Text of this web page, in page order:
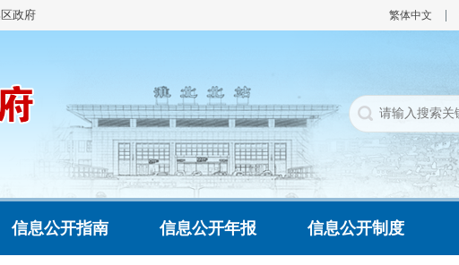
政府 繁体中文
信息公开指南 信息公开年报 信息公开制度